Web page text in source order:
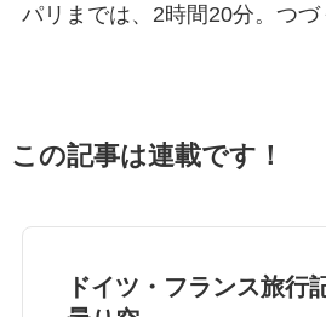
パリまでは、2時間20分。つ
この記事は連載です！
ドイツ・フランス旅行